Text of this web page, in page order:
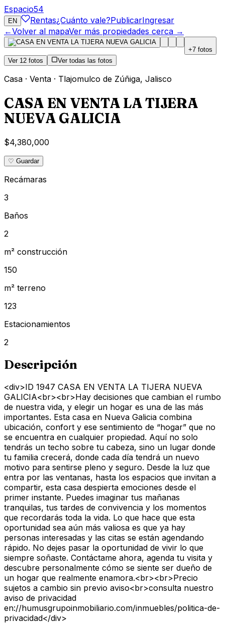
Espacio54
EN Rentas¿Cuánto vale?PublicarIngresar
←Volver al mapaVer más propiedades cerca →
+7 fotos
Ver 12 fotos Ver todas las fotos
Casa · Venta · Tlajomulco de Zúñiga, Jalisco
CASA EN VENTA LA TIJERA
NUEVA GALICIA
$4,380,000
♡ Guardar
Recámaras
3
Baños
2
m² construcción
150
m² terreno
123
Estacionamientos
2
Descripción
<div>ID 1947 CASA EN VENTA LA TIJERA NUEVA
GALICIA<br><br>Hay decisiones que cambian el rumbo
de nuestra vida, y elegir un hogar es una de las más
importantes. Esta casa en Nueva Galicia combina
ubicación, confort y ese sentimiento de “hogar” que no
se encuentra en cualquier propiedad. Aquí no solo
tendrás un techo sobre tu cabeza, sino un lugar donde
tu familia crecerá, donde cada día tendrá un nuevo
motivo para sentirse pleno y seguro. Desde la luz que
entra por las ventanas, hasta los espacios que invitan a
compartir, esta casa despierta emociones desde el
primer instante. Puedes imaginar tus mañanas
tranquilas, tus tardes de convivencia y los momentos
que recordarás toda la vida. Lo que hace que esta
oportunidad sea aún más valiosa es que ya hay
personas interesadas y las citas se están agendando
rápido. No dejes pasar la oportunidad de vivir lo que
siempre soñaste. Contáctame ahora, agenda tu visita y
descubre personalmente cómo se siente ser dueño de
un hogar que realmente enamora.<br><br>Precio
sujetos a cambio sin previo aviso<br>consulta nuestro
aviso de privacidad
en://humusgrupoinmobiliario.com/inmuebles/politica-de-
privacidad</div>